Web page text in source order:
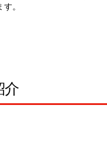
す。
介